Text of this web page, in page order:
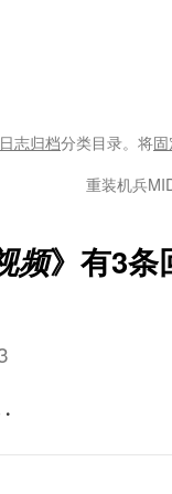
志归档分类目录。将
重装机兵
频》有3条